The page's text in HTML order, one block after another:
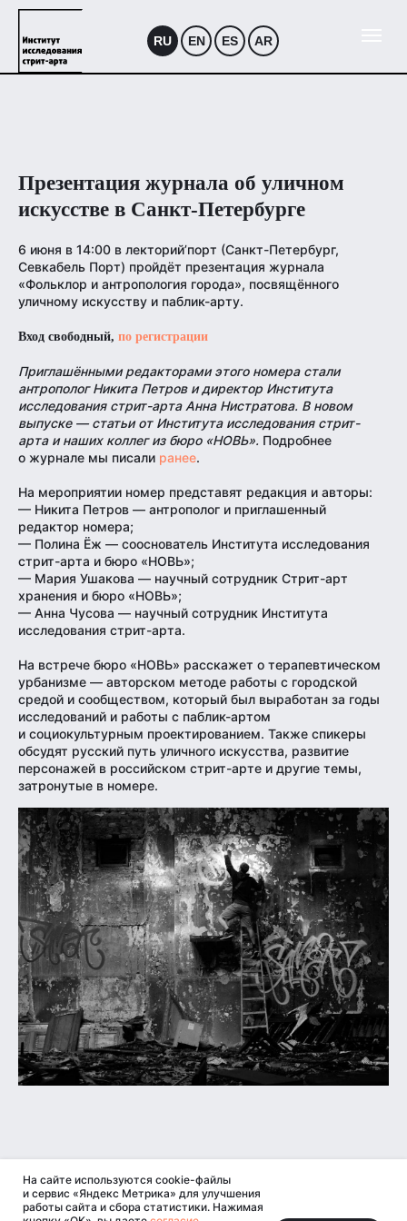
RU EN ES AR
Презентация журнала об уличном
искусстве в Санкт-Петербурге
6 июня в 14:00 в лекторий’порт (Санкт-Петербург,
Севкабель Порт) пройдёт презентация журнала
«Фольклор и антропология города», посвящённого
уличному искусству и паблик-арту.
Вход свободный, по регистрации
Приглашёнными редакторами этого номера стали
антрополог Никита Петров и директор Института
исследования стрит-арта Анна Нистратова. В новом
выпуске — статьи от Института исследования стрит-
арта и наших коллег из бюро «НОВЬ». Подробнее
о журнале мы писали ранее.
На мероприятии номер представят редакция и авторы:
— Никита Петров — антрополог и приглашенный
редактор номера;
— Полина Ёж — сооснователь Института исследования
стрит-арта и бюро «НОВЬ»;
— Мария Ушакова — научный сотрудник Стрит-арт
хранения и бюро «НОВЬ»;
— Анна Чусова — научный сотрудник Института
исследования стрит-арта.
На встрече бюро «НОВЬ» расскажет о терапевтическом
урбанизме — авторском методе работы с городской
средой и сообществом, который был выработан за годы
исследований и работы с паблик-артом
и социокультурным проектированием. Также спикеры
обсудят русский путь уличного искусства, развитие
персонажей в российском стрит-арте и другие темы,
затронутые в номере.
Поделиться этим материалом в социальных сетях:
На сайте используются cookie-файлы
и сервис «Яндекс Метрика» для улучшения
работы сайта и сбора статистики. Нажимая